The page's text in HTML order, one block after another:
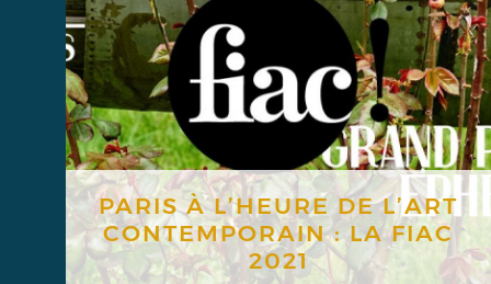
PARIS À L’HEURE DE L’ART
CONTEMPORAIN : LA FIAC
2021